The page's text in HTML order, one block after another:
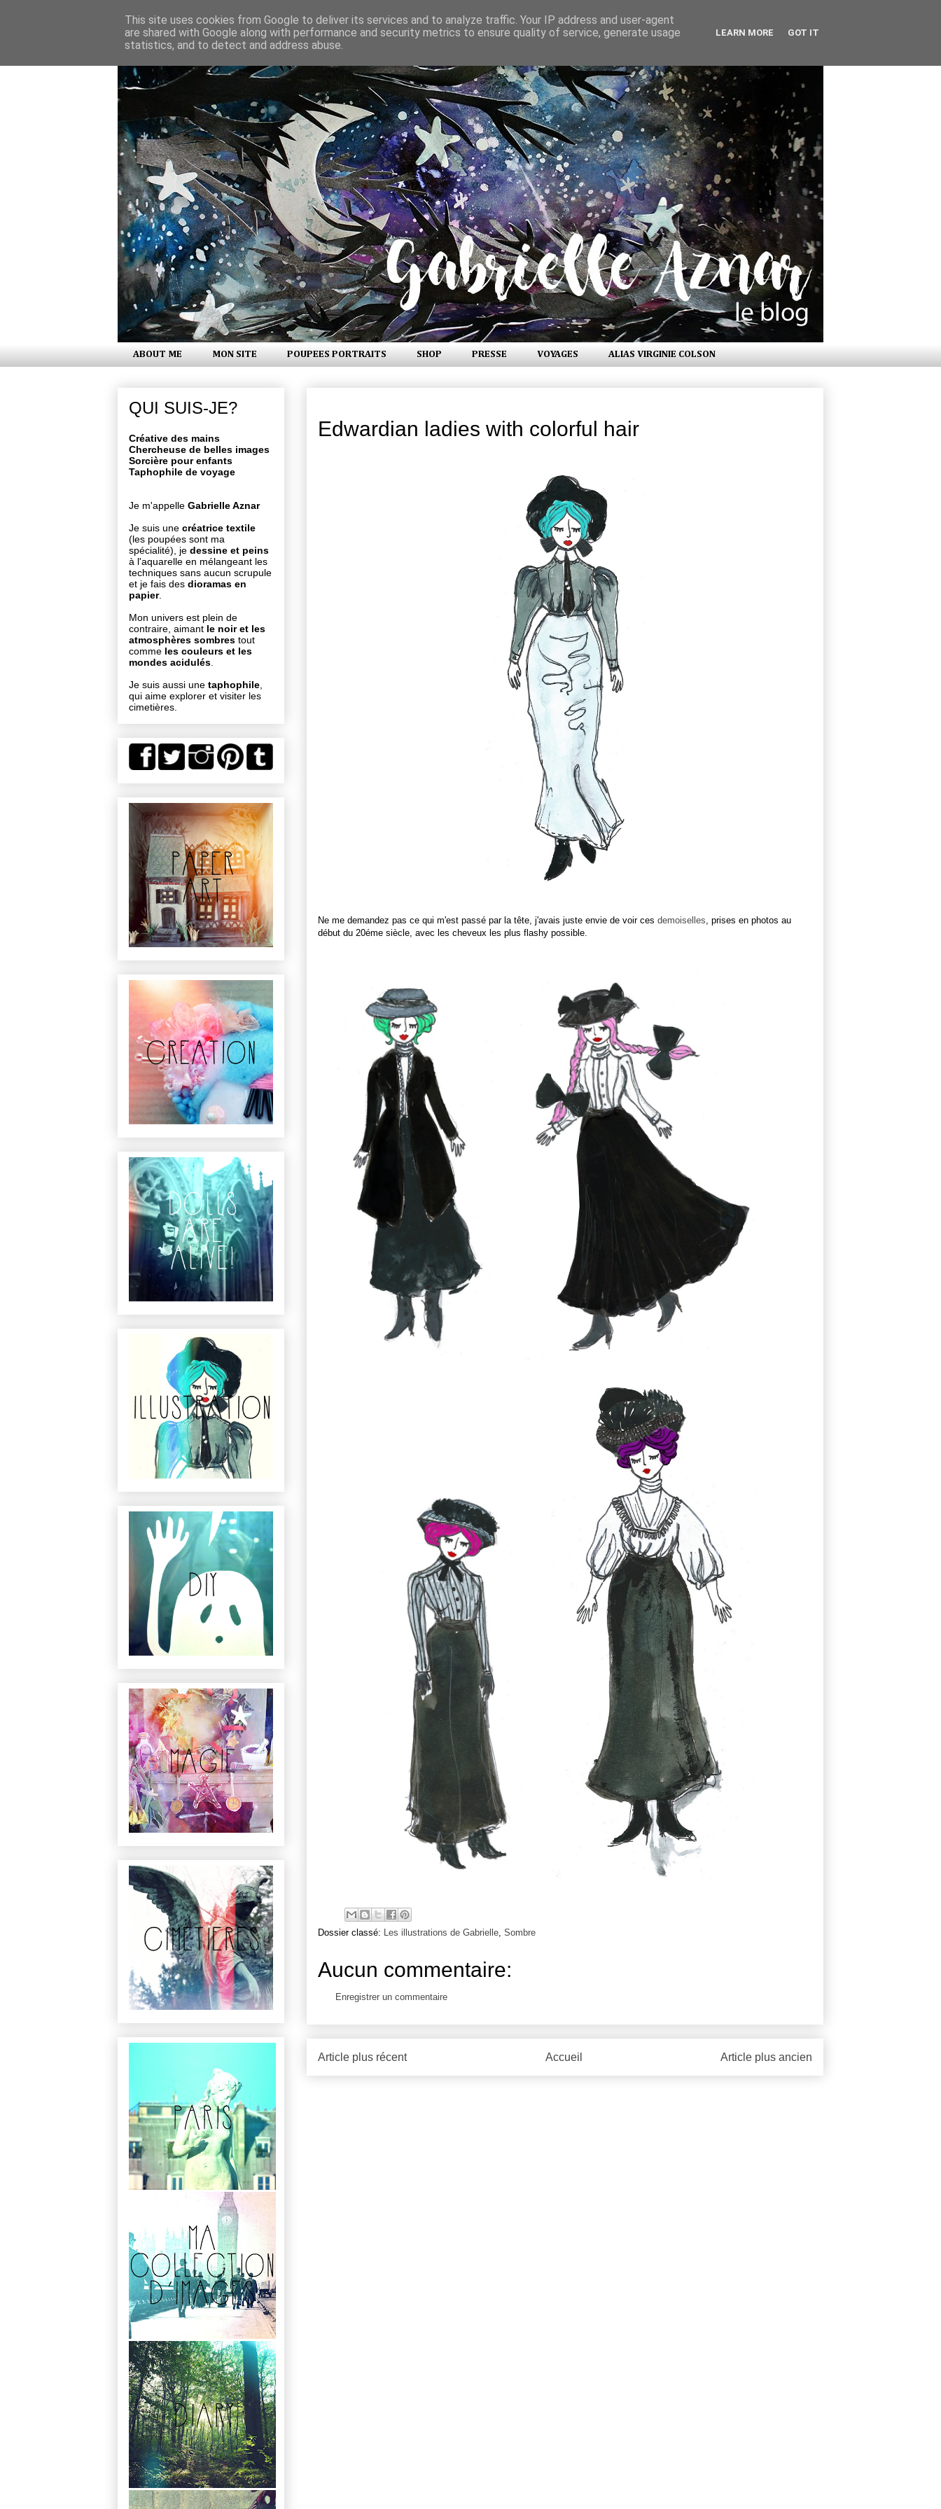
ABOUT ME MON SITE POUPEES PORTRAITS SHOP PRESSE VOYAGES ALIAS VIRGINIE COLSON
Edwardian ladies with colorful hair
Ne me demandez pas ce qui m'est passé par la tête, j'avais juste envie de voir ces demoiselles , prises en photos au
début du 20éme siècle, avec les cheveux les plus flashy possible.
Dossier classé: Les illustrations de Gabrielle Sombre
Aucun commentaire:
Enregistrer un commentaire
Article plus récent Article plus ancien
Accueil
QUI SUIS-JE?
Créative des mains
Chercheuse de belles images
Sorcière pour enfants
Taphophile de voyage
Je m'appelle Gabrielle Aznar
Je suis une créatrice textile
(les poupées sont ma
spécialité), je dessine et peins
à l'aquarelle en mélangeant les
techniques sans aucun scrupule
et je fais des dioramas en
papier.
Mon univers est plein de
contraire, aimant le noir et les
atmosphères sombres tout
comme les couleurs et les
mondes acidulés
Je suis aussi une taphophile
qui aime explorer et visiter les
cimetières.
This site uses cookies from Google to deliver its services and to analyze traffic. Your IP address and user-agent
are shared with Google along with performance and security metrics to ensure quality of service, generate usage
statistics, and to detect and address abuse.
LEARN MORE GOT IT